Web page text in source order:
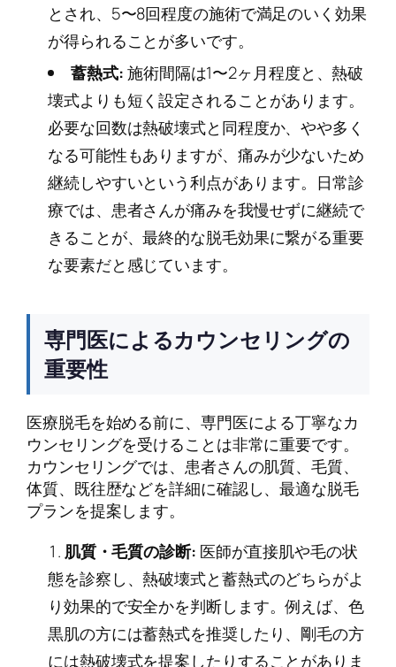
とされ、5〜8回程度の施術で満足のいく効果
が得られることが多いです。
蓄熱式:施術間隔は1〜2ヶ月程度と、熱破
壊式よりも短く設定されることがあります。
必要な回数は熱破壊式と同程度か、やや多く
なる可能性もありますが、痛みが少ないため
継続しやすいという利点があります。日常診
療では、患者さんが痛みを我慢せずに継続で
きることが、最終的な脱毛効果に繋がる重要
な要素だと感じています。
専門医によるカウンセリングの
重要性
医療脱毛を始める前に、専門医による丁寧なカ
ウンセリングを受けることは非常に重要です。
カウンセリングでは、患者さんの肌質、毛質、
体質、既往歴などを詳細に確認し、最適な脱毛
プランを提案します。
肌質・毛質の診断: 医師が直接肌や毛の状
態を診察し、熱破壊式と蓄熱式のどちらがよ
り効果的で安全かを判断します。例えば、色
黒肌の方には蓄熱式を推奨したり、剛毛の方
には熱破壊式を提案したりすることがありま